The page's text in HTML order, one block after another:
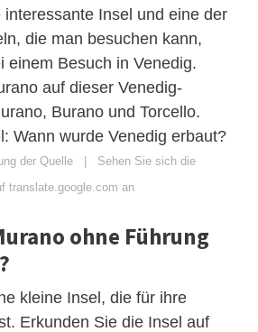
interessante Insel und eine der
die man besuchen kann,
einem Besuch in Venedig.
auf dieser Venedig-
Burano und Torcello.
Wann wurde Venedig erbaut?
der Quelle | Sehen Sie sich die
translate.google.com an
ohne Führung
kleine Insel, die für ihre
Erkunden Sie die Insel auf